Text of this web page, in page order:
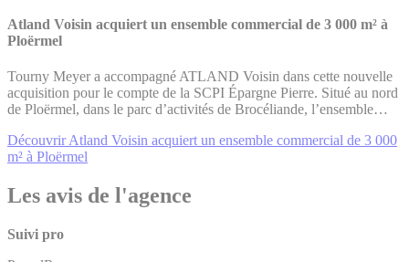
Atland Voisin acquiert un ensemble commercial de 3 000 m² à
Ploërmel
Tourny Meyer a accompagné ATLAND Voisin dans cette nouvelle
acquisition pour le compte de la SCPI Épargne Pierre. Situé au nord
de Ploërmel, dans le parc d’activités de Brocéliande, l’ensemble…
Découvrir Atland Voisin acquiert un ensemble commercial de 3 000
m² à Ploërmel
Les avis de l'agence
Suivi pro